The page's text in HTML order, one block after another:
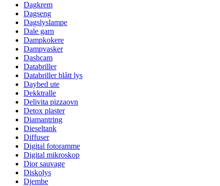
Dagkrem
Dagseng
Dagslyslampe
Dale garn
Dampkokere
Dampvasker
Dashcam
Databriller
Databriller blått lys
Daybed ute
Dekktralle
Delivita pizzaovn
Detox plaster
Diamantring
Dieseltank
Diffuser
Digital fotoramme
Digital mikroskop
Dior sauvage
Diskolys
Djembe